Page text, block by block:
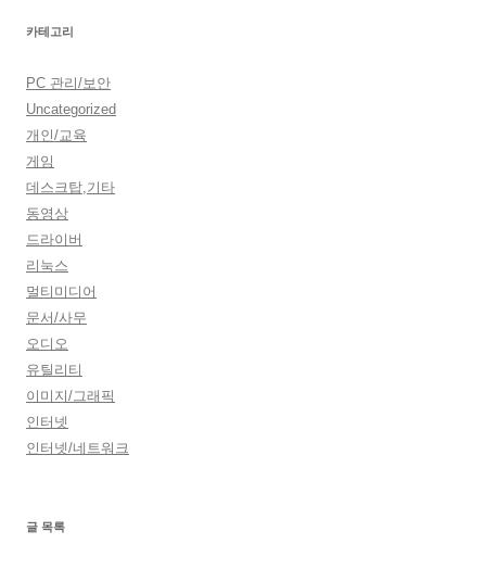
카테고리
PC 관리/보안
Uncategorized
개인/교육
게임
데스크탑,기타
동영상
드라이버
리눅스
멀티미디어
문서/사무
오디오
유틸리티
이미지/그래픽
인터넷
인터넷/네트워크
글 목록